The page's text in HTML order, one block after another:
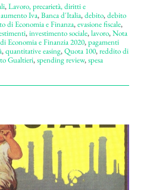
,Lavoro, precarietà, diritti e
aumento Iva,Banca d'Italia,debito,debito
di Economia e Finanza,evasione fiscale,
,investimento sociale,lavoro,Nota
Economia e Finanzia 2020,pagamenti
,quantitative easing,Quota 100,reddito di
Gualtieri,spending review,spesa